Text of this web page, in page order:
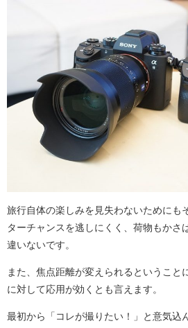
旅行自体の楽しみを見失わないためにも
ターチャンスを逃しにくく、荷物もかさ
違いないです。
また、焦点距離が変えられるということ
に対して応用が効くとも言えます。
最初から「コレが撮りたい！」と意気込